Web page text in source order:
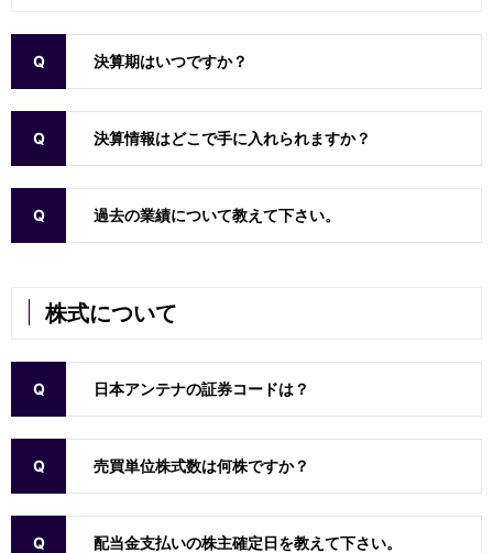
決算期はいつですか？
決算情報はどこで手に入れられますか？
過去の業績について教えて下さい。
株式について
日本アンテナの証券コードは？
売買単位株式数は何株ですか？
配当金支払いの株主確定日を教えて下さい。